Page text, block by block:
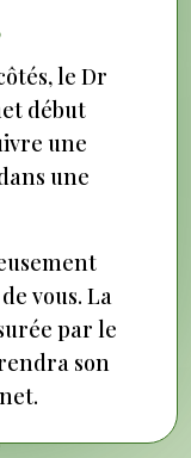
d’une dent
le Dr
début
une
une
vous. La
par le
son